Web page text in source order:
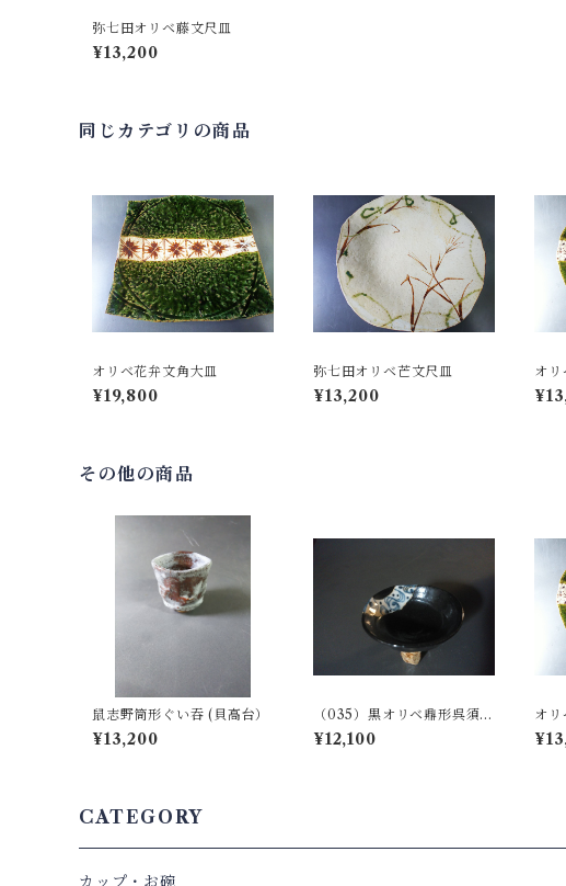
弥七田オリベ藤文尺皿
¥13,200
同じカテゴリの商品
オリベ花弁文角大皿
¥19,800
弥七田オリベ芒文尺皿
¥13,200
オリ
その他の商品
鼠志野筒形ぐい吞 (貝高台）
¥13,200
（035）黒オリベ鼎形呉須流
水文ぐい呑（桐箱入り）
¥12,100
オリ
CATEGORY
カップ・お碗